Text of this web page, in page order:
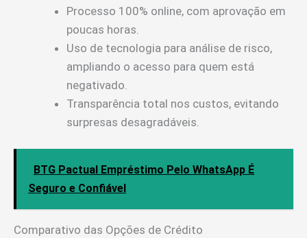
Processo 100% online, com aprovação em
poucas horas.
Uso de tecnologia para análise de risco,
ampliando o acesso para quem está
negativado.
Transparência total nos custos, evitando
surpresas desagradáveis.
BTG Pactual Empréstimo Pelo WhatsApp É
Seguro e Confiável
Comparativo das Opções de Crédito